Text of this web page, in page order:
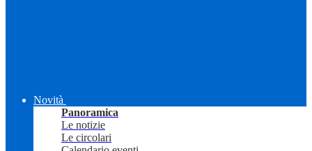
Novità
Panoramica
Le notizie
Le circolari